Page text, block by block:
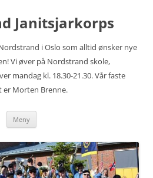
Janitsjarkorps
i Oslo som alltid ønsker nye
Vi øver på Nordstrand skole,
mandag kl. 18.30-21.30. Vår faste
er Morten Brenne.
Meny